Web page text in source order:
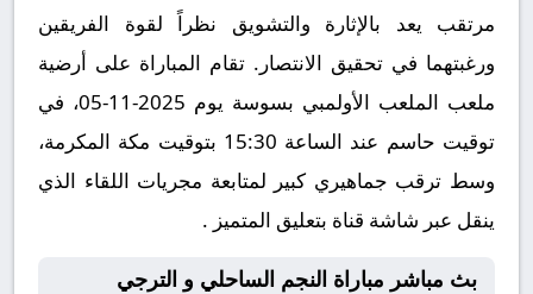
مرتقب يعد بالإثارة والتشويق نظراً لقوة الفريقين
ورغبتهما في تحقيق الانتصار. تقام المباراة على أرضية
ملعب الملعب الأولمبي بسوسة يوم 2025-11-05، في
توقيت حاسم عند الساعة 15:30 بتوقيت مكة المكرمة،
وسط ترقب جماهيري كبير لمتابعة مجريات اللقاء الذي
ينقل عبر شاشة قناة بتعليق المتميز .
بث مباشر مباراة النجم الساحلي و الترجي